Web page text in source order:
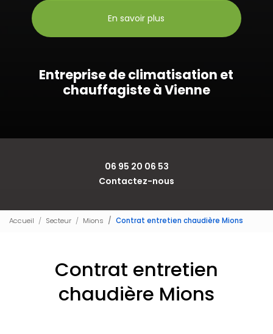
En savoir plus
Entreprise de climatisation et
chauffagiste à Vienne
06 95 20 06 53
Contactez-nous
Accueil Secteur Mions Contrat entretien chaudière Mions
Contrat entretien
chaudière Mions